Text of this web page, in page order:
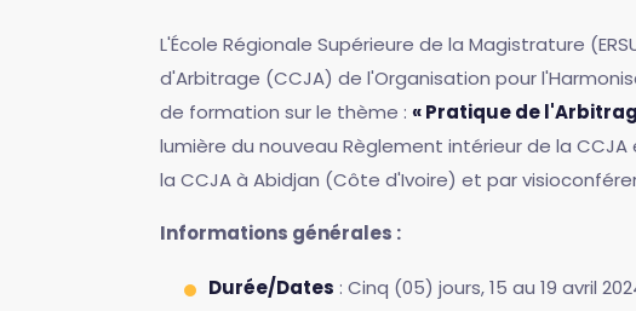
L'École Régionale Supérieure de la Magistrature
d'Arbitrage (CCJA) de l'Organisation pour
de formation sur le thème : « Pratique de
lumière du nouveau Règlement intérieur de la
la CCJA à Abidjan (Côte d'Ivoire) et par
Informations générales :
Durée/Dates : Cinq (05) jours, 15 au 19 avril